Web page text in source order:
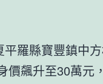
羅縣寶豐鎮中
價飆升至30萬元，